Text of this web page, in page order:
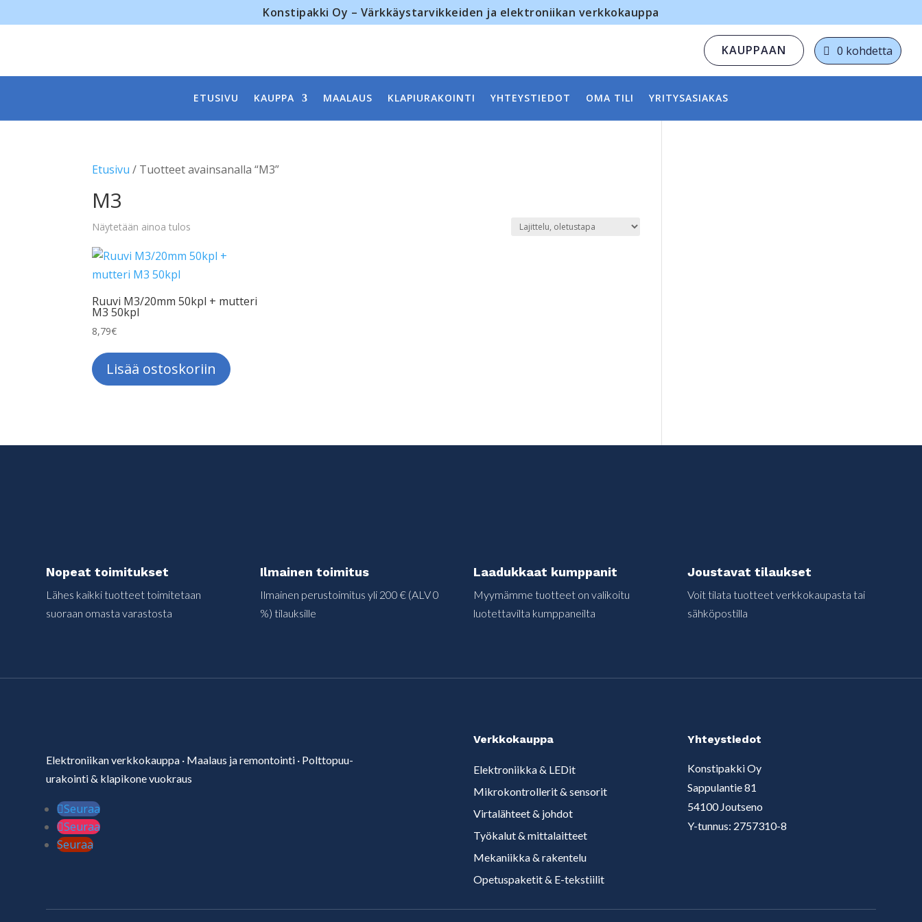
Konstipakki Oy – Värkkäystarvikkeiden ja elektroniikan verkkokauppa
KAUPPAAN 0 kohdetta
ETUSIVU KAUPPA MAALAUS KLAPIURAKOINTI YHTEYSTIEDOT OMA TILI YRITYSASIAKAS
Etusivu / Tuotteet avainsanalla “M3”
M3
Näytetään ainoa tulos
Ruuvi M3/20mm 50kpl + mutteri
M3 50kpl
8,79€
Lisää ostoskoriin
Nopeat toimitukset
Lähes kaikki tuotteet toimitetaan
suoraan omasta varastosta
Ilmainen toimitus
Ilmainen perustoimitus yli 200 € (ALV 0
%) tilauksille
Laadukkaat kumppanit
Myymämme tuotteet on valikoitu
luotettavilta kumppaneilta
Joustavat tilaukset
Voit tilata tuotteet verkkokaupasta tai
sähköpostilla
Elektroniikan verkkokauppa · Maalaus ja remontointi · Polttopuu-
urakointi & klapikone vuokraus
Seuraa
Seuraa
Seuraa
Verkkokauppa
Elektroniikka & LEDit
Mikrokontrollerit & sensorit
Virtalähteet & johdot
Työkalut & mittalaitteet
Mekaniikka & rakentelu
Opetuspaketit & E-tekstiilit
Yhteystiedot
Konstipakki Oy
Sappulantie 81
54100 Joutseno
Y-tunnus: 2757310-8